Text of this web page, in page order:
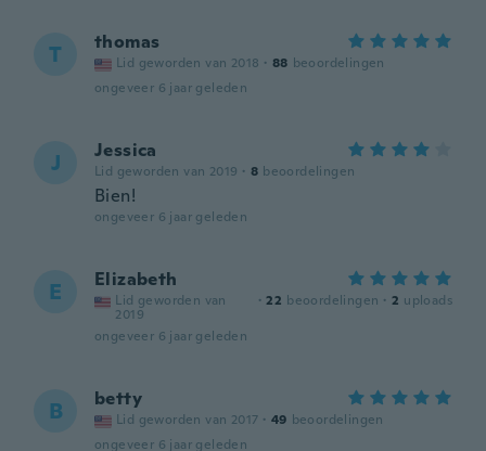
T thomas
Lid geworden van 2018 · 88 beoordelingen
ongeveer 6 jaar geleden
J Jessica
Lid geworden van 2019 · 8 beoordelingen
Bien!
ongeveer 6 jaar geleden
E Elizabeth
Lid geworden van
2019
· 22 beoordelingen · 2 uploads
ongeveer 6 jaar geleden
B betty
Lid geworden van 2017 · 49 beoordelingen
ongeveer 6 jaar geleden